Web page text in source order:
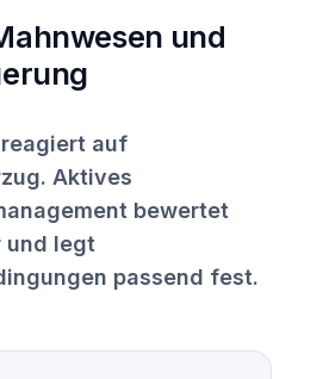
und
auf
Aktives
bewertet
und legt
passend fest.